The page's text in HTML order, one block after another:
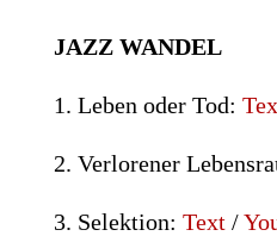
JAZZ WANDEL
1. Leben oder Tod:
2. Verlorener
3. Selektion: Text/